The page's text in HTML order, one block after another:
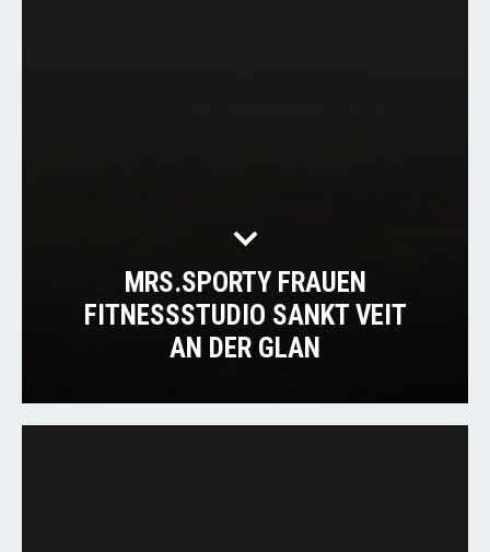
MRS.SPORTY FRAUEN
FITNESSSTUDIO SANKT VEIT
AN DER GLAN